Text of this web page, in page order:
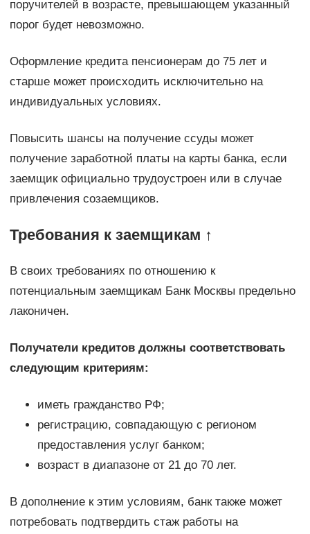
поручителей в возрасте, превышающем указанный
порог будет невозможно.
Оформление кредита пенсионерам до 75 лет и
старше может происходить исключительно на
индивидуальных условиях.
Повысить шансы на получение ссуды может
получение заработной платы на карты банка, если
заемщик официально трудоустроен или в случае
привлечения созаемщиков.
Требования к заемщикам ↑
В своих требованиях по отношению к
потенциальным заемщикам Банк Москвы предельно
лаконичен.
Получатели кредитов должны соответствовать
следующим критериям:
иметь гражданство РФ;
регистрацию, совпадающую с регионом
предоставления услуг банком;
возраст в диапазоне от 21 до 70 лет.
В дополнение к этим условиям, банк также может
потребовать подтвердить стаж работы на